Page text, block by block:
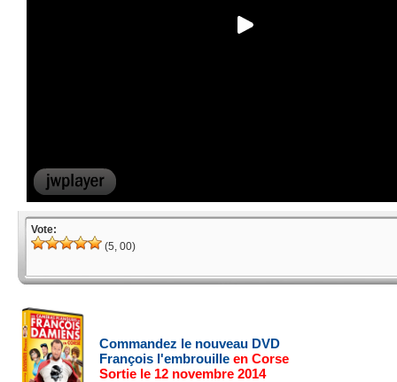
Vote:
(5, 00)
Commandez le nouveau DVD
François l'embrouille en Corse
Sortie le 12 novembre 2014